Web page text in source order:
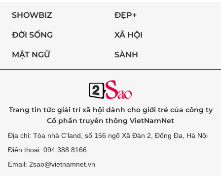
SHOWBIZ ĐẸP+
ĐỜI SỐNG XÃ HỘI
MẬT NGỮ SÀNH
Trang tin tức giải trí xã hội dành cho giới trẻ của công ty
Cổ phần truyền thông VietNamNet
Địa chỉ: Tòa nhà C’land, số 156 ngõ Xã Đàn 2, Đống Đa, Hà Nội
Điện thoại: 094 388 8166
Email: 2sao@vietnamnet.vn